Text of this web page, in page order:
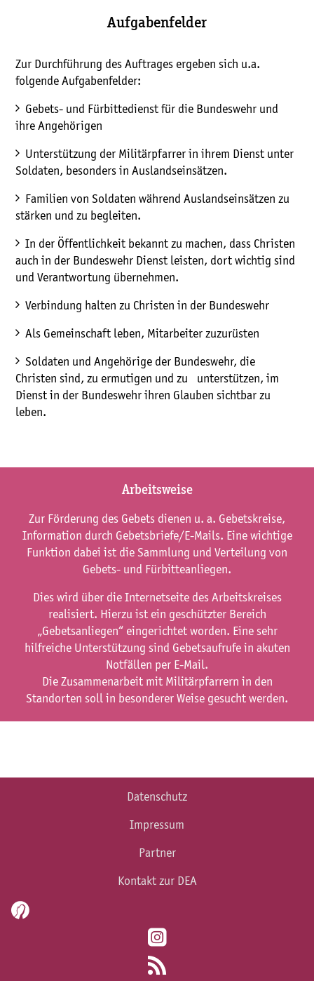
Aufgabenfelder
Zur Durchführung des Auftrages ergeben sich u.a.
folgende Aufgabenfelder:
Gebets- und Fürbittedienst für die Bundeswehr und
ihre Angehörigen
Unterstützung der Militärpfarrer in ihrem Dienst unter
Soldaten, besonders in Auslandseinsätzen.
Familien von Soldaten während Auslandseinsätzen zu
stärken und zu begleiten.
In der Öffentlichkeit bekannt zu machen, dass Christen
auch in der Bundeswehr Dienst leisten, dort wichtig sind
und Verantwortung übernehmen.
Verbindung halten zu Christen in der Bundeswehr
Als Gemeinschaft leben, Mitarbeiter zuzurüsten
Soldaten und Angehörige der Bundeswehr, die
Christen sind, zu ermutigen und zu unterstützen, im
Dienst in der Bundeswehr ihren Glauben sichtbar zu
leben.
Arbeitsweise
Zur Förderung des Gebets dienen u. a. Gebetskreise,
Information durch Gebetsbriefe/E-Mails. Eine wichtige
Funktion dabei ist die Sammlung und Verteilung von
Gebets- und Fürbitteanliegen.
Dies wird über die Internetseite des Arbeitskreises
realisiert. Hierzu ist ein geschützter Bereich
„Gebetsanliegen“ eingerichtet worden. Eine sehr
hilfreiche Unterstützung sind Gebetsaufrufe in akuten
Notfällen per E-Mail.
Die Zusammenarbeit mit Militärpfarrern in den
Standorten soll in besonderer Weise gesucht werden.
Datenschutz
Impressum
Partner
Kontakt zur DEA